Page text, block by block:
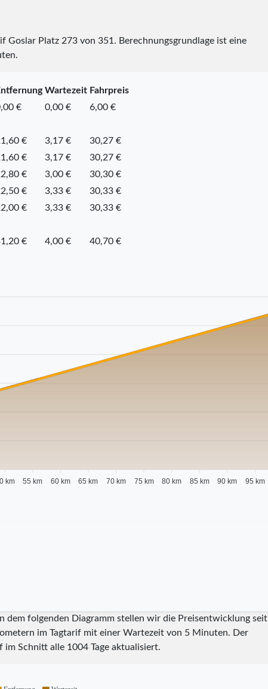
Goslar Platz 273von 351 . Berechnungsgrundlage ist eine
Wartezeit Fahrpreis
€ 0,00 €
6,00 €
€ 3,17 €
30,27 €
€ 3,17 €
30,27 €
€ 3,00 €
30,30 €
€ 3,33 €
30,33 €
€ 3,33 €
30,33 €
€ 4,00 € 40,70 €
km 55 km 60 km 65 km 70 km 75 km 80 km 85 km 90 km 95 km
folgenden Diagramm stellen wir die Preisentwicklung seit
im Tagtarif mit einer Wartezeit von 5 Minuten. Der
im Schnitt alle 1004Tage aktualisiert.